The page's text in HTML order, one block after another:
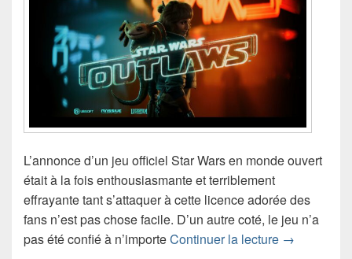
L’annonce d’un jeu officiel Star Wars en monde ouvert
était à la fois enthousiasmante et terriblement
effrayante tant s’attaquer à cette licence adorée des
fans n’est pas chose facile. D’un autre coté, le jeu n’a
pas été confié à n’importeContinuer la lecture Test de
→